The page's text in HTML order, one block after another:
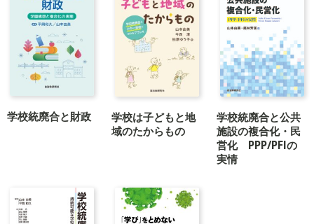
学校統廃合と財政
学校は子どもと地
域のたからもの
学校統廃合と公共
施設の複合化・民
営化 PPP/PFIの
実情